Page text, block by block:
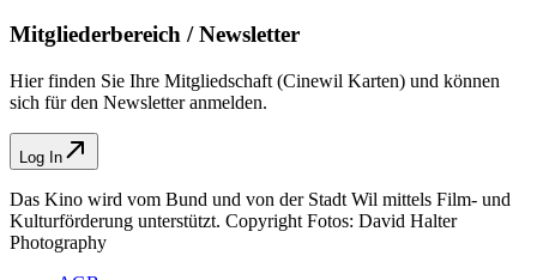
Mitgliederbereich / Newsletter
Hier finden Sie Ihre Mitgliedschaft (Cinewil Karten) und können
sich für den Newsletter anmelden.
Log In
Das Kino wird vom Bund und von der Stadt Wil mittels Film- und
Kulturförderung unterstützt. Copyright Fotos: David Halter
Photography